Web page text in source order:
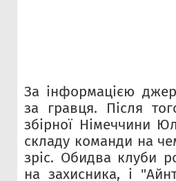
За інформацією
за гравця. Після
збірної Німеччини
складу команди на
зріс. Обидва клуби
на захисника, і